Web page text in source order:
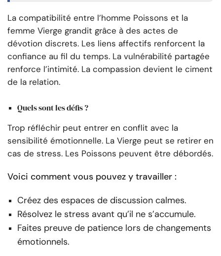
La compatibilité entre l’homme Poissons et la
femme Vierge grandit grâce à des actes de
dévotion discrets. Les liens affectifs renforcent la
confiance au fil du temps. La vulnérabilité partagée
renforce l’intimité. La compassion devient le ciment
de la relation.
Quels sont les défis ?
Trop réfléchir peut entrer en conflit avec la
sensibilité émotionnelle. La Vierge peut se retirer en
cas de stress. Les Poissons peuvent être débordés.
Voici comment vous pouvez y travailler :
Créez des espaces de discussion calmes.
Résolvez le stress avant qu’il ne s’accumule.
Faites preuve de patience lors de changements
émotionnels.